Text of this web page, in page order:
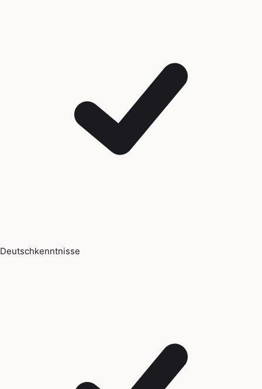
Deutschkenntnisse